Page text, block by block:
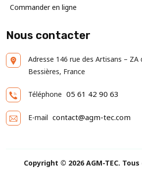
Commander en ligne
Nous contacter
Adresse 146 rue des Artisans – ZA
Bessières, France
Téléphone 05 61 42 90 63
E-mail contact@agm-tec.com
Copyright © 2026 AGM-TEC.